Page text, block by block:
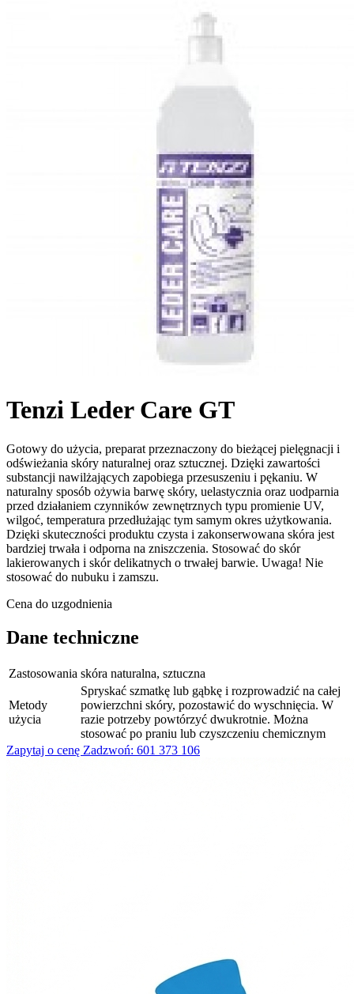
Tenzi Leder Care GT
Gotowy do użycia, preparat przeznaczony do bieżącej pielęgnacji i
odświeżania skóry naturalnej oraz sztucznej. Dzięki zawartości
substancji nawilżających zapobiega przesuszeniu i pękaniu. W
naturalny sposób ożywia barwę skóry, uelastycznia oraz uodparnia
przed działaniem czynników zewnętrznych typu promienie UV,
wilgoć, temperatura przedłużając tym samym okres użytkowania.
Dzięki skuteczności produktu czysta i zakonserwowana skóra jest
bardziej trwała i odporna na zniszczenia. Stosować do skór
lakierowanych i skór delikatnych o trwałej barwie. Uwaga! Nie
stosować do nubuku i zamszu.
Cena do uzgodnienia
Dane techniczne
Zastosowania skóra naturalna, sztuczna
Metody
użycia
Spryskać szmatkę lub gąbkę i rozprowadzić na całej
powierzchni skóry, pozostawić do wyschnięcia. W
razie potrzeby powtórzyć dwukrotnie. Można
stosować po praniu lub czyszczeniu chemicznym
Zapytaj o cenę Zadzwoń: 601 373 106